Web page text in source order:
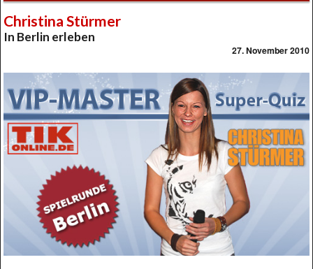
Christina Stürmer
In Berlin erleben
27. November 2010